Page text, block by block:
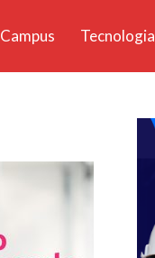
Campus Tecnologia